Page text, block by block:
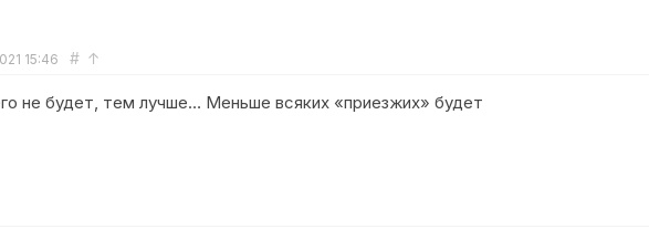
15:46 # ↑
не будет, тем лучше… Меньше всяких «приезжих» будет